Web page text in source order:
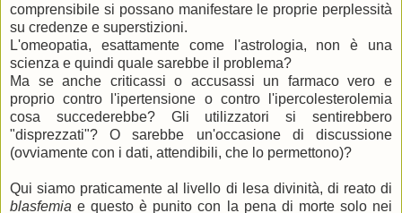
comprensibile si possano manifestare le proprie perplessità
su credenze e superstizioni.
L'omeopatia, esattamente come l'astrologia, non è una
scienza e quindi quale sarebbe il problema?
Ma se anche criticassi o accusassi un farmaco vero e
proprio contro l'ipertensione o contro l'ipercolesterolemia
cosa succederebbe? Gli utilizzatori si sentirebbero
"disprezzati"? O sarebbe un'occasione di discussione
(ovviamente con i dati, attendibili, che lo permettono)?
Qui siamo praticamente al livello di lesa divinità, di reato di
blasfemiae questo è punito con la pena di morte solo nei